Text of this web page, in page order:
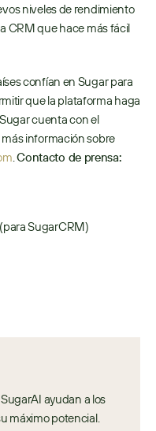
niveles de rendimiento
CRM que hace más fácil
que la plataforma haga
cuenta con el
información sobre
. Contacto de prensa:
SugarCRM)
ayudan a los
máximo potencial.